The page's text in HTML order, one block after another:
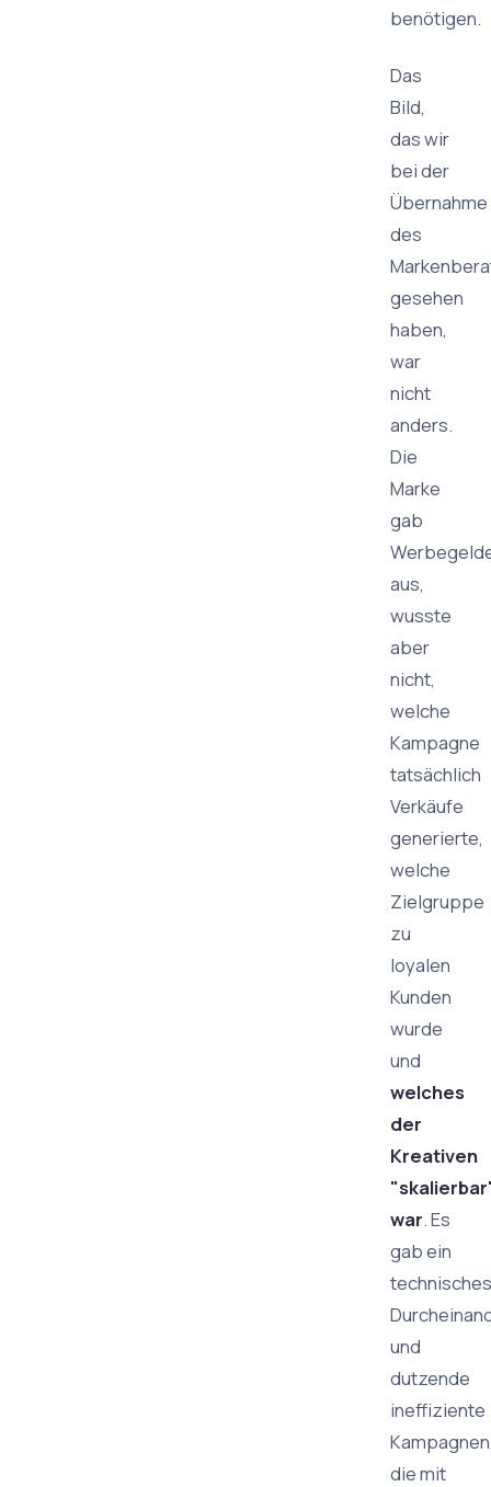
benötigen.
Das
Bild,
das wir
bei der
Übernahme
des
gesehen
haben,
war
nicht
anders.
Die
Marke
gab
aus,
wusste
aber
nicht,
welche
Kampagne
tatsächlich
Verkäufe
generierte,
welche
Zielgruppe
zu
loyalen
Kunden
wurde
und
welches
der
Kreativen
war. Es
gab ein
technisches
und
dutzende
ineffiziente
die mit